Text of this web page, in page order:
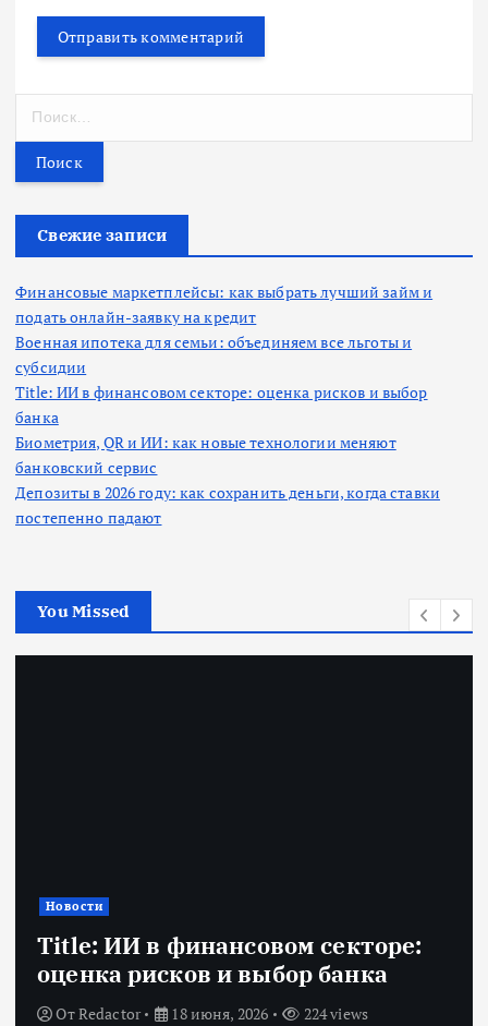
т
Свежие записи
Финансовые маркетплейсы: как выбрать лучший займ и
подать онлайн-заявку на кредит
Военная ипотека для семьи: объединяем все льготы и
субсидии
Title: ИИ в финансовом секторе: оценка рисков и выбор
банка
Биометрия, QR и ИИ: как новые технологии меняют
банковский сервис
Депозиты в 2026 году: как сохранить деньги, когда ставки
постепенно падают
You Missed
Новости
Title: ИИ в финансовом секторе:
оценка рисков и выбор банка
ОтRedactor 18 июня, 2026 224 views